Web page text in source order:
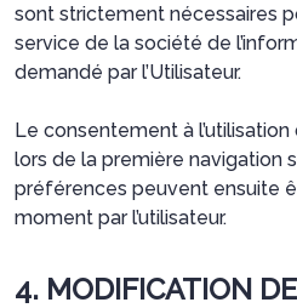
sont strictement nécessaires
service de la société de
demandé par l’Utilisateur.
Le consentement à
lors de la première navigation
préférences peuvent ensuite
moment par l’utilisateur.
4. MODIFICATION